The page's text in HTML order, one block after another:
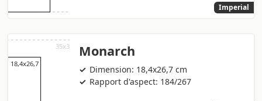
Imperial
Monarch
Dimension: 18,4x26,7 cm
Rapport d'aspect: 184/267